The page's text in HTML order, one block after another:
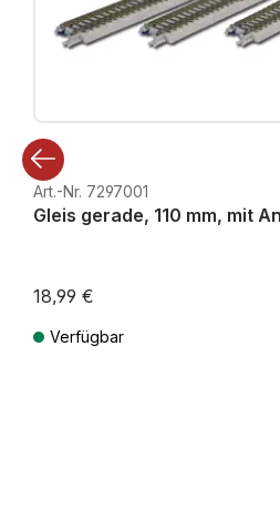
Art.-Nr. 7297001
Gleis gerade, 110 mm, mit
18,99 €
Verfügbar